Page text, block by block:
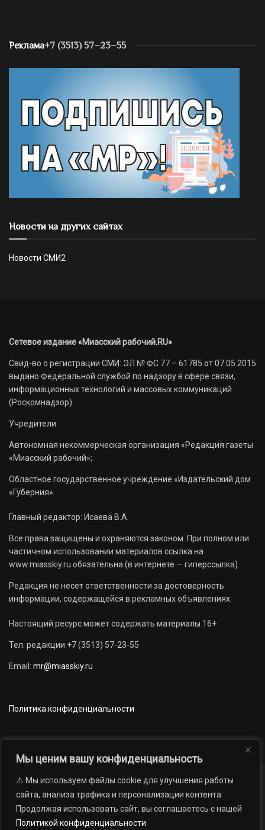
Мы ценим вашу конфиденциальность
⚠️ Мы используем файлы cookie для улучшения работы
сайта, анализа трафика и персонализации контента.
Продолжая использовать сайт, вы соглашаетесь с нашей
Политикой конфиденциальности
Реклама+7 (3513) 57–23–55
Новости на других сайтах
Новости СМИ2
Сетевое издание «Миасский рабочий.RU»
Свид-во о регистрации СМИ: ЭЛ № ФС 77 – 61785 от 07.05.2015
выдано Федеральной службой по надзору в сфере связи,
информационных технологий и массовых коммуникаций
(Роскомнадзор)
Учредители:
Автономная некоммерческая организация «Редакция газеты
«Миасский рабочий»;
Областное государственное учреждение «Издательский дом
«Губерния».
Главный редактор: Исаева В.А.
Все права защищены и охраняются законом. При полном или
частичном использовании материалов ссылка на
www.miasskiy.ru обязательна (в интернете — гиперссылка).
Редакция не несет ответственности за достоверность
информации, содержащейся в рекламных объявлениях.
Настоящий ресурс может содержать материалы 16+
Тел. редакции +7 (3513) 57-23-55
Email: mr@miasskiy.ru
Политика конфиденциальности
Новости Наши проекты
Официально
АРХИВ
16+